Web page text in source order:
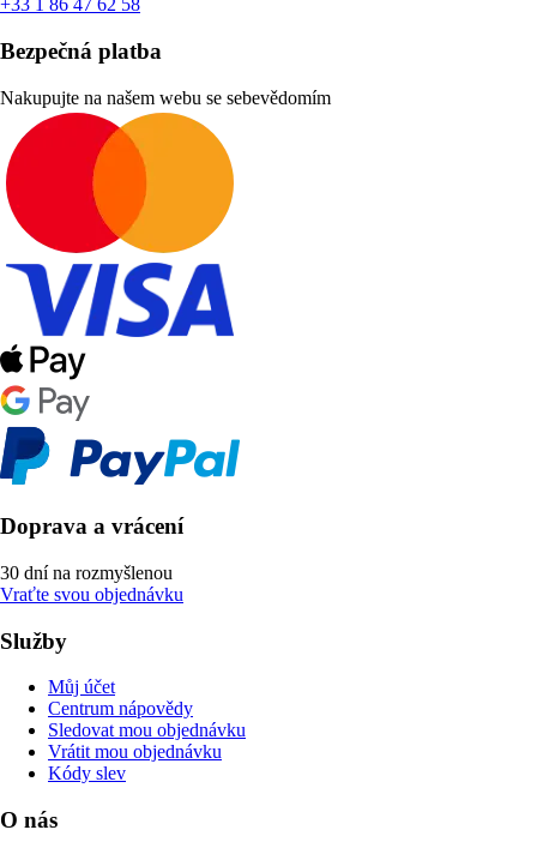
+33 1 86 47 62 58
Bezpečná platba
Nakupujte na našem webu se sebevědomím
Doprava a vrácení
30 dní na rozmyšlenou
Vraťte svou objednávku
Služby
Můj účet
Centrum nápovědy
Sledovat mou objednávku
Vrátit mou objednávku
Kódy slev
O nás